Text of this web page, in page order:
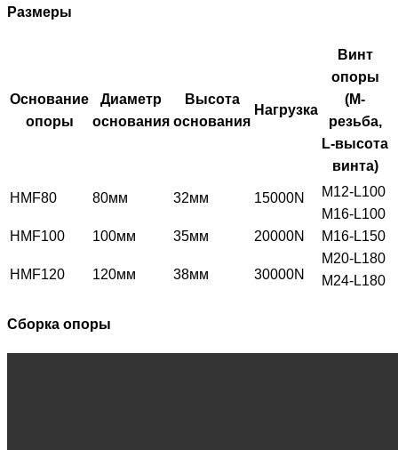
Размеры
Основание
опоры
Диаметр
основания
Высота
основания
Нагрузка
Винт
опоры
(M-
резьба,
L-высота
винта)
HMF80 80мм 32мм 15000N
M12-L100
M16-L100
M16-L150
M20-L180
M24-L180
HMF100 100мм 35мм 20000N
HMF120 120мм 38мм 30000N
Сборка опоры